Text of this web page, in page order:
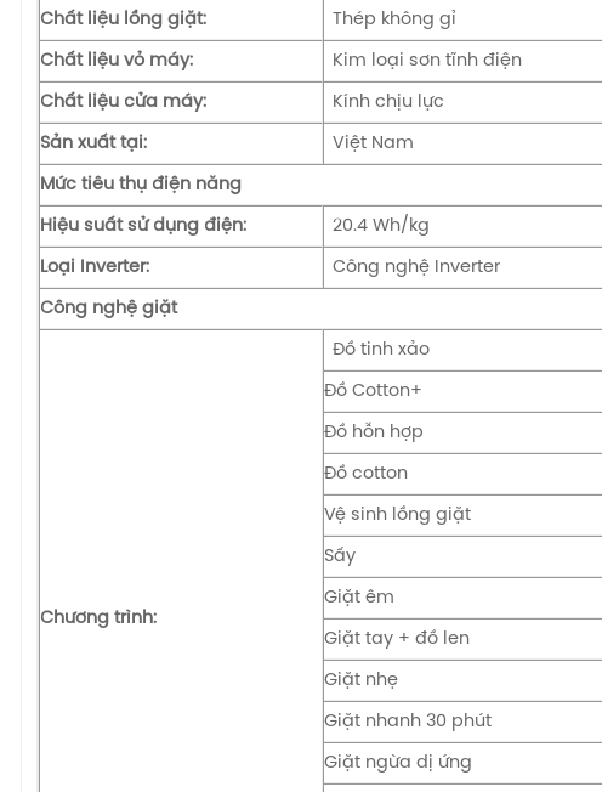
Chất liệu lồng giặt: Thép không gỉ
Chất liệu vỏ máy: Kim loại sơn tĩnh điện
Chất liệu cửa máy: Kính chịu lực
Sản xuất tại: Việt Nam
Mức tiêu thụ điện năng
Hiệu suất sử dụng điện: 20.4 Wh/kg
Loại Inverter: Công nghệ Inverter
Công nghệ giặt
Chương trình:
Đồ tinh xảo
Đồ Cotton+
Đồ hỗn hợp
Đồ cotton
Vệ sinh lồng giặt
Sấy
Giặt êm
Giặt tay + đồ len
Giặt nhẹ
Giặt nhanh 30 phút
Giặt ngừa dị ứng